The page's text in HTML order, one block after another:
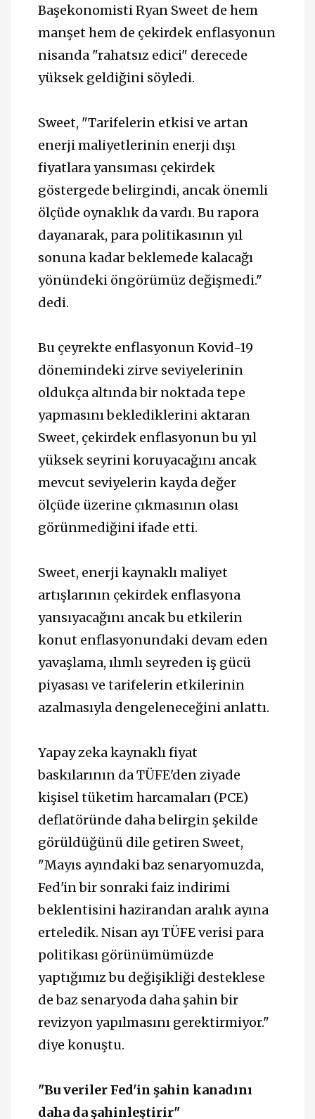
Başekonomisti Ryan Sweet de hem
manşet hem de çekirdek enflasyonun
nisanda "rahatsız edici" derecede
yüksek geldiğini söyledi.
Sweet, "Tarifelerin etkisi ve artan
enerji maliyetlerinin enerji dışı
fiyatlara yansıması çekirdek
göstergede belirgindi, ancak önemli
ölçüde oynaklık da vardı. Bu rapora
dayanarak, para politikasının yıl
sonuna kadar beklemede kalacağı
yönündeki öngörümüz değişmedi."
dedi.
Bu çeyrekte enflasyonun Kovid-19
dönemindeki zirve seviyelerinin
oldukça altında bir noktada tepe
yapmasını beklediklerini aktaran
Sweet, çekirdek enflasyonun bu yıl
yüksek seyrini koruyacağını ancak
mevcut seviyelerin kayda değer
ölçüde üzerine çıkmasının olası
görünmediğini ifade etti.
Sweet, enerji kaynaklı maliyet
artışlarının çekirdek enflasyona
yansıyacağını ancak bu etkilerin
konut enflasyonundaki devam eden
yavaşlama, ılımlı seyreden iş gücü
piyasası ve tarifelerin etkilerinin
azalmasıyla dengeleneceğini anlattı.
Yapay zeka kaynaklı fiyat
baskılarının da TÜFE'den ziyade
kişisel tüketim harcamaları (PCE)
deflatöründe daha belirgin şekilde
görüldüğünü dile getiren Sweet,
"Mayıs ayındaki baz senaryomuzda,
Fed'in bir sonraki faiz indirimi
beklentisini hazirandan aralık ayına
erteledik. Nisan ayı TÜFE verisi para
politikası görünümümüzde
yaptığımız bu değişikliği desteklese
de baz senaryoda daha şahin bir
revizyon yapılmasını gerektirmiyor."
diye konuştu.
"Bu veriler Fed'in şahin kanadını
daha da şahinleştirir"